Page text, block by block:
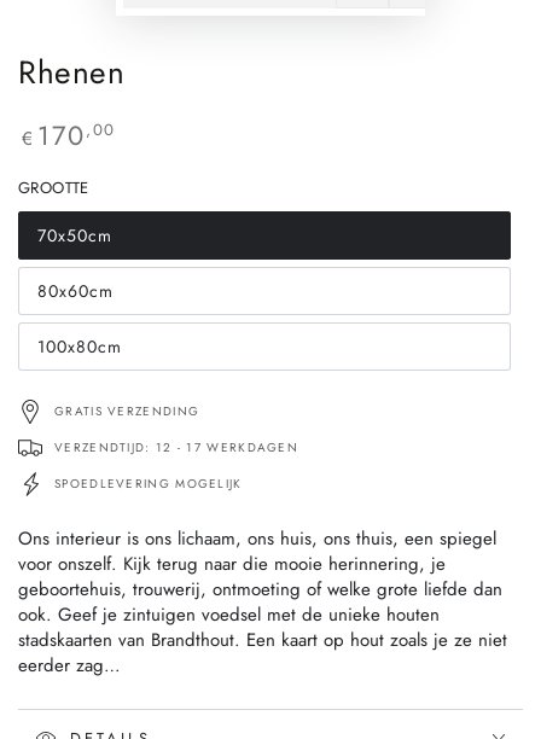
Rhenen
€ 170,00
GROOTTE
70x50cm
Translation
missing:
nl.products.product.variant_sold_out_or_unavailable
80x60cm
Translation
missing:
nl.products.product.variant_sold_out_or_unavailable
100x80cm
Translation
missing:
GRATIS VERZENDING
VERZENDTIJD: 12 - 17 WERKDAGEN
SPOEDLEVERING MOGELIJK
Ons interieur is ons lichaam, ons huis, ons thuis, een spiegel
voor onszelf. Kijk terug naar die mooie herinnering, je
geboortehuis, trouwerij, ontmoeting of welke grote liefde dan
ook. Geef je zintuigen voedsel met de unieke houten
stadskaarten van Brandthout. Een kaart op hout zoals je ze niet
eerder zag…